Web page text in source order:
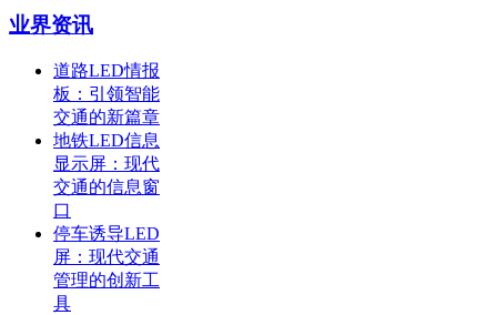
业界资讯
道路LED情报
板：引领智能
交通的新篇章
地铁LED信息
显示屏：现代
交通的信息窗
口
停车诱导LED
屏：现代交通
管理的创新工
具